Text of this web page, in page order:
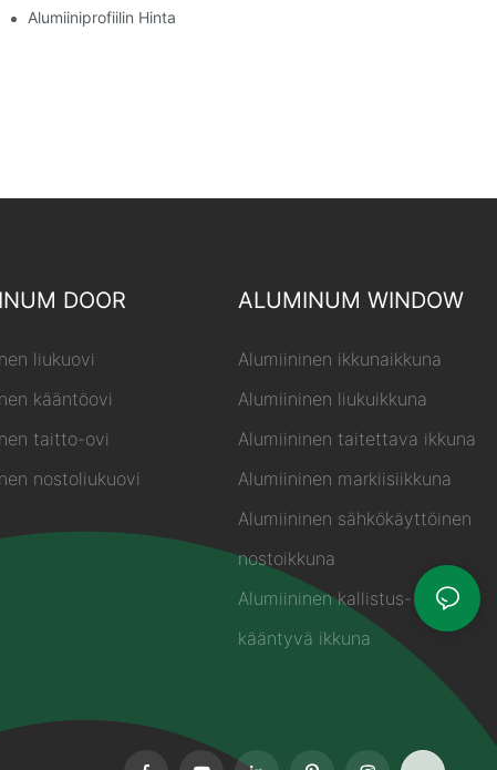
Alumiiniprofiilin Hinta
DOOR
liukuovi
kääntöovi
taitto-ovi
nostoliukuovi
ALUMINUM WINDOW
Alumiininen ikkunaikkuna
Alumiininen liukuikkuna
Alumiininen taitettava ikkuna
Alumiininen markiisiikkuna
Alumiininen sähkökäyttöinen
nostoikkuna
Alumiininen kallistus- ja
kääntyvä ikkuna